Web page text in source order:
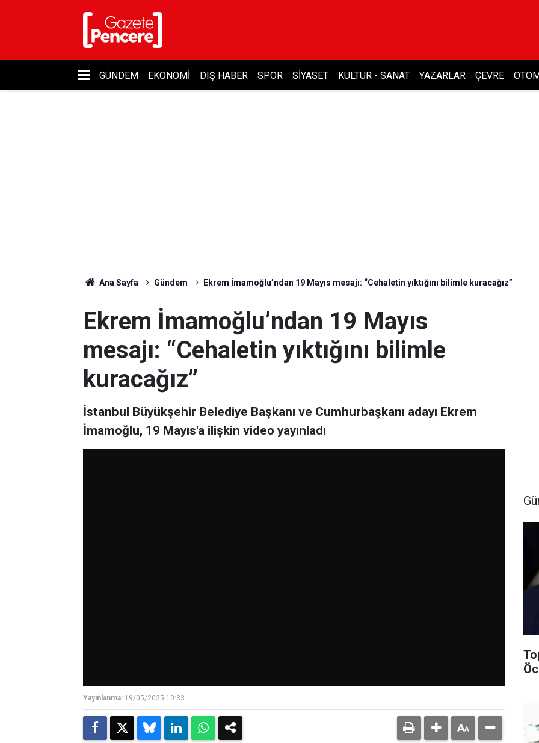
GÜNDEM EKONOMI DIŞ HABER SPOR SIYASET KÜLTÜR - SANAT YAZARLAR ÇEVRE
Ana Sayfa Gündem Ekrem İmamoğlu’ndan 19 Mayıs mesajı: “Cehaletin yıktığını bilimle kuracağız”
Ekrem İmamoğlu’ndan 19 Mayıs
mesajı: “Cehaletin yıktığını bilimle
kuracağız”
İstanbul Büyükşehir Belediye Başkanı ve Cumhurbaşkanı adayı Ekrem
İmamoğlu, 19 Mayıs'a ilişkin video yayınladı
Yayınlanma: 19/05/2025 10:33